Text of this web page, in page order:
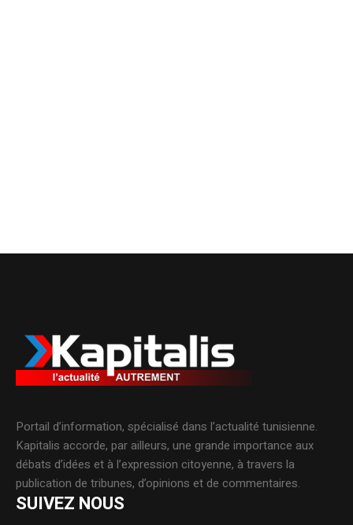
Portail d’information, spécialisé dans l’actualité tunisienne.
Kapitalis accorde, par ailleurs, une grande importance aux
débats d’idées et à l’expression citoyenne, à travers la
publication de tribunes, d’opinions et de commentaires.
SUIVEZ NOUS